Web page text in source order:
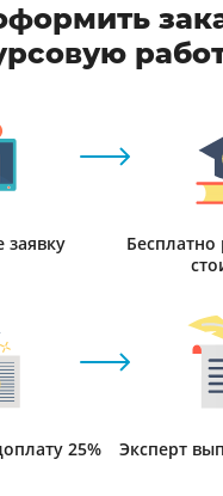
Бесплатно
25% Эксперт